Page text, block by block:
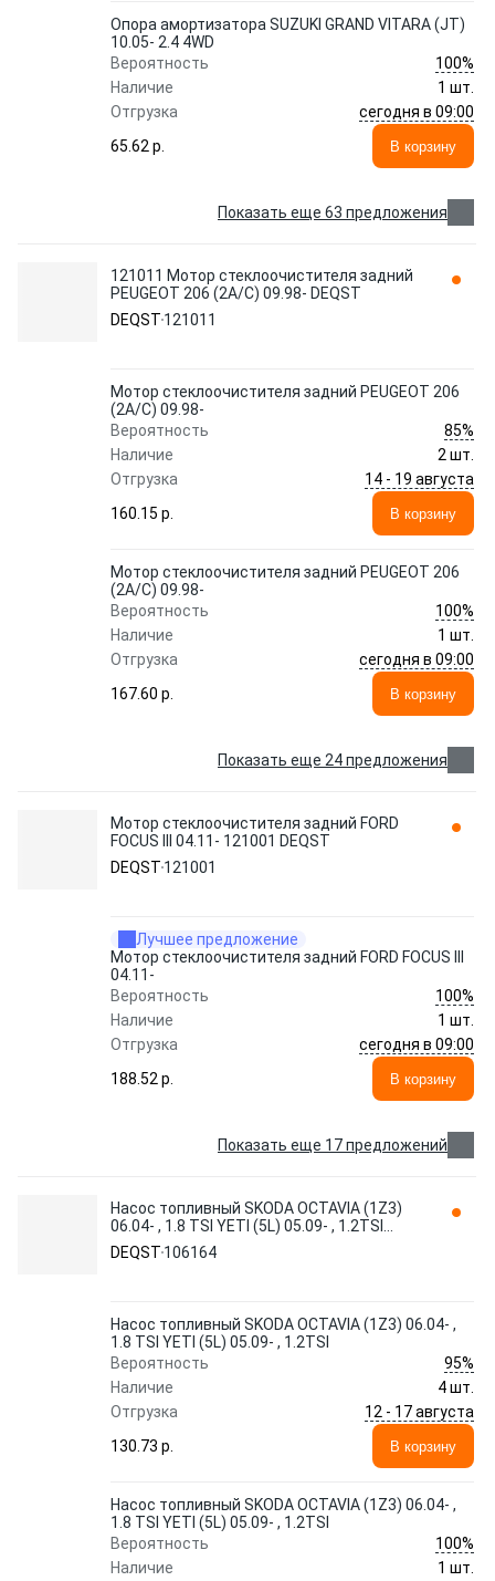
Опора амортизатора SUZUKI GRAND VITARA (JT)
10.05- 2.4 4WD
Вероятность
100%
Наличие
1 шт.
Отгрузка
сегодня в 09:00
65.62 p.
В корзину
Показать еще 63 предложения
121011 Мотор стеклоочистителя задний
PEUGEOT 206 (2A/C) 09.98- DEQST
DEQST 121011
Мотор стеклоочистителя задний PEUGEOT 206
(2A/C) 09.98-
Вероятность
85%
Наличие
2 шт.
Отгрузка
14 - 19 августа
160.15 p.
В корзину
Мотор стеклоочистителя задний PEUGEOT 206
(2A/C) 09.98-
Вероятность
100%
Наличие
1 шт.
Отгрузка
сегодня в 09:00
167.60 p.
В корзину
Показать еще 24 предложения
Мотор стеклоочистителя задний FORD
FOCUS III 04.11- 121001 DEQST
DEQST 121001
Лучшее предложение
Мотор стеклоочистителя задний FORD FOCUS III
04.11-
Вероятность
100%
Наличие
1 шт.
Отгрузка
сегодня в 09:00
188.52 p.
В корзину
Показать еще 17 предложений
Насос топливный SKODA OCTAVIA (1Z3)
06.04- , 1.8 TSI YETI (5L) 05.09- , 1.2TSI
106164 DEQST
DEQST 106164
Насос топливный SKODA OCTAVIA (1Z3) 06.04- ,
1.8 TSI YETI (5L) 05.09- , 1.2TSI
Вероятность
95%
Наличие
4 шт.
Отгрузка
12 - 17 августа
130.73 p.
В корзину
Насос топливный SKODA OCTAVIA (1Z3) 06.04- ,
1.8 TSI YETI (5L) 05.09- , 1.2TSI
Вероятность
100%
Наличие
1 шт.